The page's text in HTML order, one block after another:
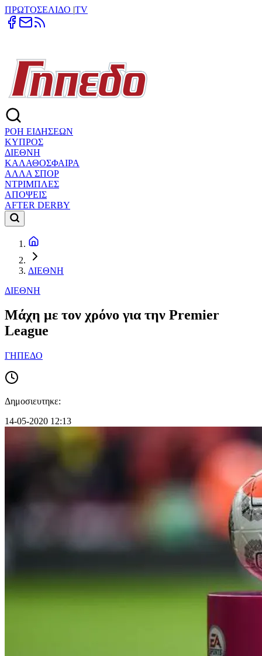
ΠΡΩΤΟΣΕΛΙΔΟ |TV
ΡΟΗ ΕΙΔΗΣΕΩΝ
ΚΥΠΡΟΣ
ΔΙΕΘΝΗ
ΚΑΛΑΘΟΣΦΑΙΡΑ
ΑΛΛΑ ΣΠΟΡ
ΝΤΡΙΜΠΛΕΣ
ΑΠΟΨΕΙΣ
AFTER DERBY
ΔΙΕΘΝΗ
ΔΙΕΘΝΗ
Μάχη με τον χρόνο για την Premier
League
ΓΗΠΕΔΟ
Δημοσιευτηκε:
14-05-2020 12:13